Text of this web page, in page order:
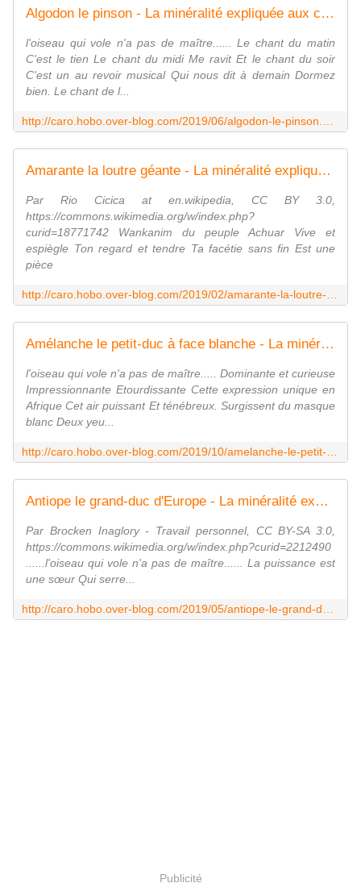
Algodon le pinson - La minéralité expliquée aux cailloux
l'oiseau qui vole n'a pas de maître...... Le chant du matin
C'est le tien Le chant du midi Me ravit Et le chant du soir
C'est un au revoir musical Qui nous dit à demain Dormez
bien. Le chant de l...
Amarante la loutre géante - La minéralité expliquée aux cailloux
Par Rio Cicica at en.wikipedia, CC BY 3.0,
https://commons.wikimedia.org/w/index.php?
curid=18771742 Wankanim du peuple Achuar Vive et
espiègle Ton regard et tendre Ta facétie sans fin Est une
pièce
Amélanche le petit-duc à face blanche - La minéralité expliquée aux cailloux
l'oiseau qui vole n'a pas de maître..... Dominante et curieuse
Impressionnante Etourdissante Cette expression unique en
Afrique Cet air puissant Et ténébreux. Surgissent du masque
blanc Deux yeu...
Antiope le grand-duc d'Europe - La minéralité expliquée aux cailloux
Par Brocken Inaglory - Travail personnel, CC BY-SA 3.0,
https://commons.wikimedia.org/w/index.php?curid=2212490
......l'oiseau qui vole n'a pas de maître...... La puissance est
une sœur Qui serre...
Publicité